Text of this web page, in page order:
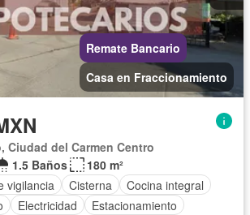
Remate Bancario
Casa en Fraccionamiento
Ciudad del Carmen Centro
1.5 Baños
180 m²
vigilancia Cisterna
Cocina integral
Electricidad
Estacionamiento